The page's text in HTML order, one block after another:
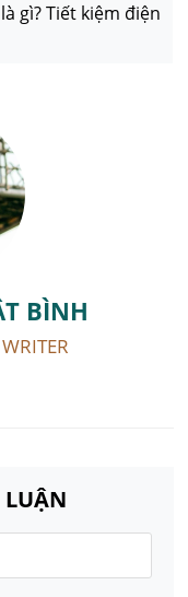
gì? Tiết kiệm điện
BÌNH